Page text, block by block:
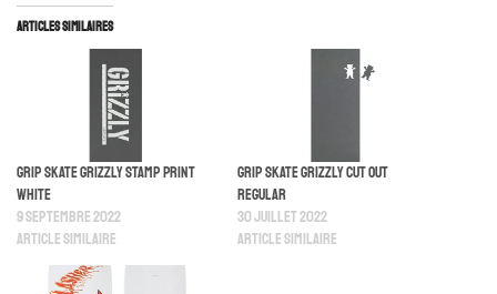
Articles similaires
Grip Skate Grizzly Stamp Print
White
9 septembre 2022
Article similaire
Grip Skate Grizzly Cut Out
Regular
30 juillet 2022
Article similaire